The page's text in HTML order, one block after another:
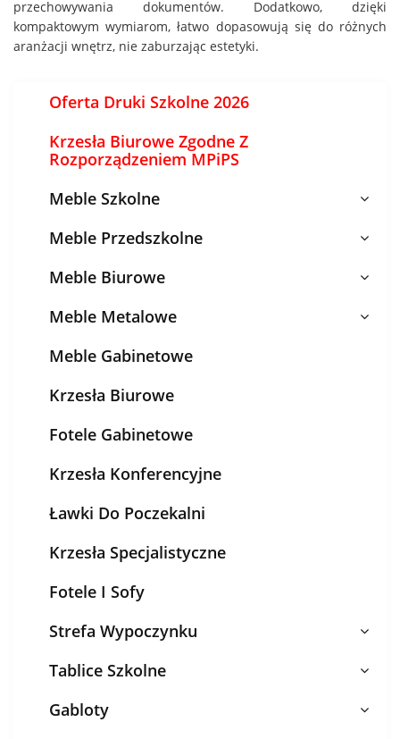
przechowywania dokumentów. Dodatkowo, dzięki
kompaktowym wymiarom, łatwo dopasowują się do różnych
aranżacji wnętrz, nie zaburzając estetyki.
Oferta Druki Szkolne 2026
Krzesła Biurowe Zgodne Z
Rozporządzeniem MPiPS
Meble Szkolne
Meble Przedszkolne
Meble Biurowe
Meble Metalowe
Meble Gabinetowe
Krzesła Biurowe
Fotele Gabinetowe
Krzesła Konferencyjne
Ławki Do Poczekalni
Krzesła Specjalistyczne
Fotele I Sofy
Strefa Wypoczynku
Tablice Szkolne
Gabloty